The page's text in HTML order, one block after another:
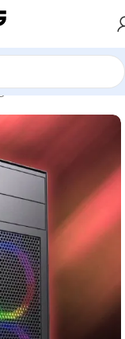
/Silver klass